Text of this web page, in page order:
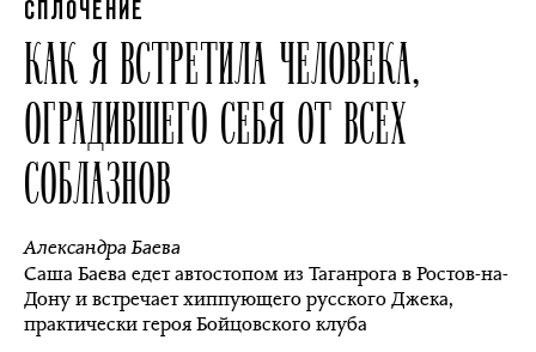
СПЛОЧЕНИЕ
КАК Я ВСТРЕТИЛА ЧЕЛОВЕКА,
ОГРАДИВШЕГО СЕБЯ ОТ ВСЕХ
СОБЛАЗНОВ
Александра Баева
Саша Баева едет автостопом из Таганрога в Ростов-на-
Дону и встречает хиппующего русского Джека,
практически героя Бойцовского клуба